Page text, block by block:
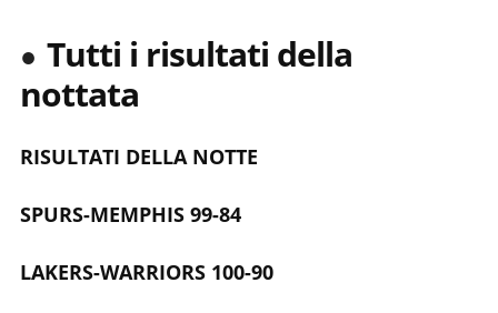
Tutti i risultati della
nottata
RISULTATI DELLA NOTTE
SPURS-MEMPHIS 99-84
LAKERS-WARRIORS 100-90